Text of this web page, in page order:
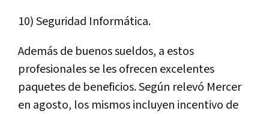
10) Seguridad Informática.
Además de buenos sueldos, a estos
profesionales se les ofrecen excelentes
paquetes de beneficios. Según relevó Mercer
en agosto, los mismos incluyen incentivo de